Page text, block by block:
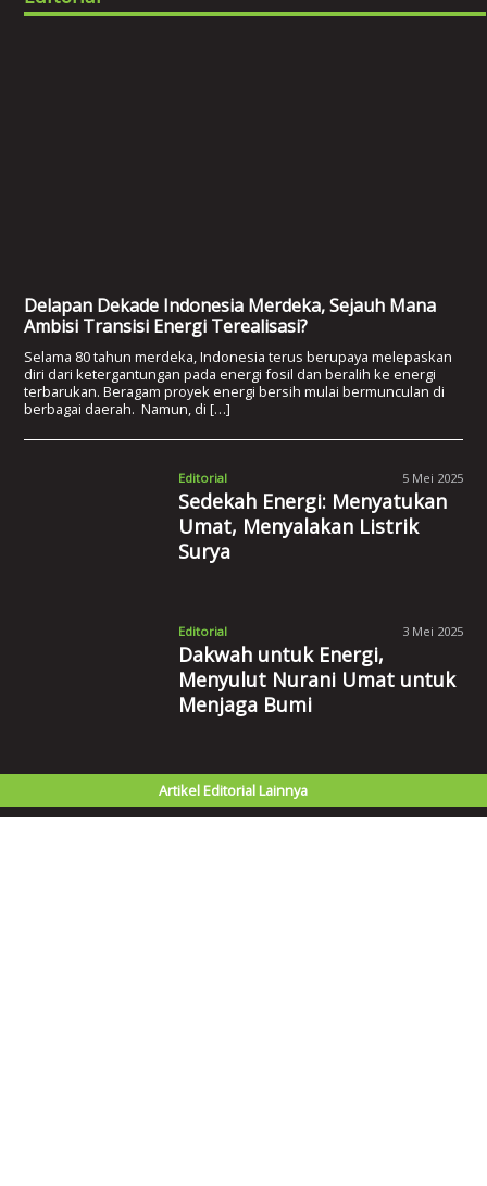
Delapan Dekade Indonesia Merdeka, Sejauh Mana
Ambisi Transisi Energi Terealisasi?
Selama 80 tahun merdeka, Indonesia terus berupaya melepaskan
diri dari ketergantungan pada energi fosil dan beralih ke energi
terbarukan. Beragam proyek energi bersih mulai bermunculan di
berbagai daerah. Namun, di […]
Editorial 5 Mei 2025
Sedekah Energi: Menyatukan
Umat, Menyalakan Listrik
Surya
Editorial 3 Mei 2025
Dakwah untuk Energi,
Menyulut Nurani Umat untuk
Menjaga Bumi
Artikel Editorial Lainnya